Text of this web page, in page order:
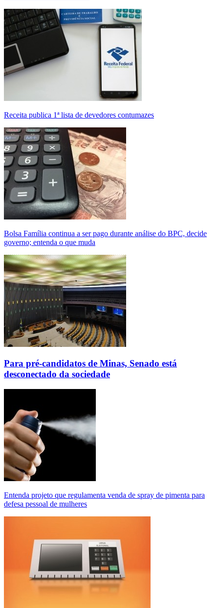
Receita publica 1ª lista de devedores contumazes
Bolsa Família continua a ser pago durante análise do BPC, decide
governo; entenda o que muda
Para pré-candidatos de Minas, Senado está
desconectado da sociedade
Entenda projeto que regulamenta venda de spray de pimenta para
defesa pessoal de mulheres